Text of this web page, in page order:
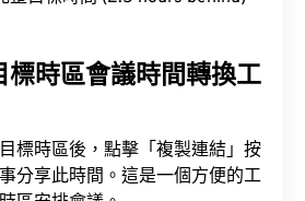
標時區會議時間轉換工
標時區後，點擊「複製連結」按
分享此時間。這是一個方便的工